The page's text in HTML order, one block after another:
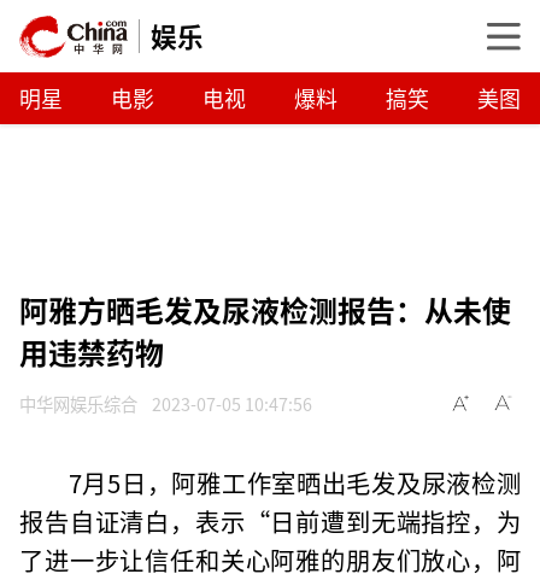
娱乐
明星 电影 电视 爆料 搞笑 美图
阿雅方晒毛发及尿液检测报告：从未使
用违禁药物
中华网娱乐综合 2023-07-05 10:47:56
7月5日，阿雅工作室晒出毛发及尿液检测
报告自证清白，表示“日前遭到无端指控，为
了进一步让信任和关心阿雅的朋友们放心，阿